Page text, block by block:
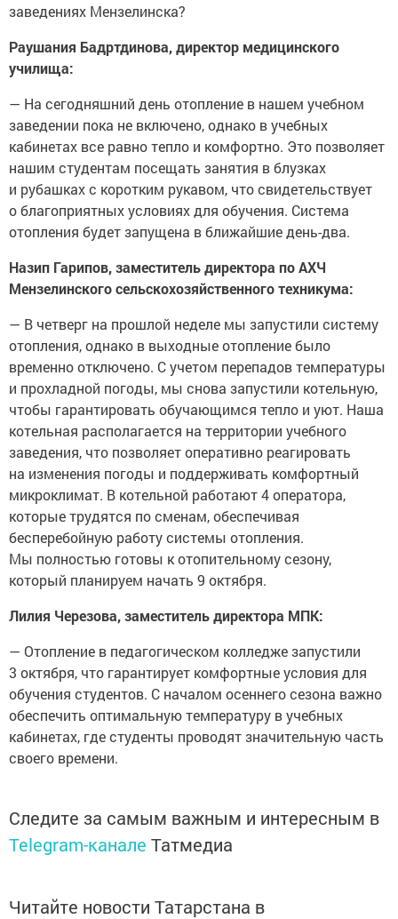
заведениях Мензелинска?
Раушания Бадртдинова, директор медицинского
училища:
— На сегодняшний день отопление в нашем учебном
заведении пока не включено, однако в учебных
кабинетах все равно тепло и комфортно. Это позволяет
нашим студентам посещать занятия в блузках
и рубашках с коротким рукавом, что свидетельствует
о благоприятных условиях для обучения. Система
отопления будет запущена в ближайшие день-два.
Назип Гарипов, заместитель директора по АХЧ
Мензелинского сельскохозяйственного техникума:
— В четверг на прошлой неделе мы запустили систему
отопления, однако в выходные отопление было
временно отключено. С учетом перепадов температуры
и прохладной погоды, мы снова запустили котельную,
чтобы гарантировать обучающимся тепло и уют. Наша
котельная располагается на территории учебного
заведения, что позволяет оперативно реагировать
на изменения погоды и поддерживать комфортный
микроклимат. В котельной работают 4 оператора,
которые трудятся по сменам, обеспечивая
бесперебойную работу системы отопления.
Мы полностью готовы к отопительному сезону,
который планируем начать 9 октября.
Лилия Черезова, заместитель директора МПК:
— Отопление в педагогическом колледже запустили
3 октября, что гарантирует комфортные условия для
обучения студентов. С началом осеннего сезона важно
обеспечить оптимальную температуру в учебных
кабинетах, где студенты проводят значительную часть
своего времени.
Следите за самым важным и интересным в
Telegram-канале Татмедиа
Читайте новости Татарстана в